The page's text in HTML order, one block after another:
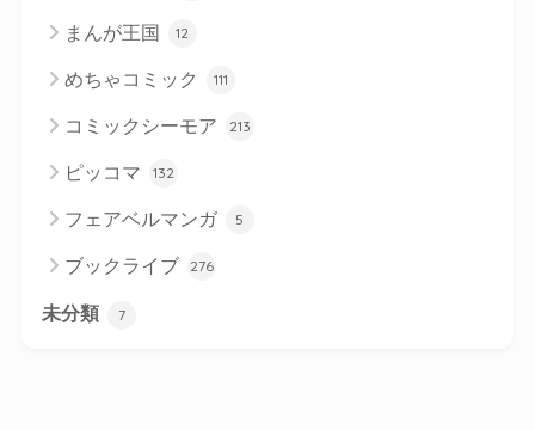
まんが王国 12
めちゃコミック 111
コミックシーモア 213
ピッコマ 132
フェアベルマンガ 5
ブックライブ 276
未分類 7